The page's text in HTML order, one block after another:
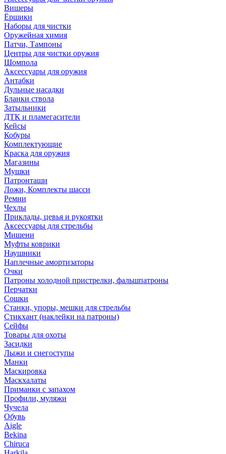
Вишеры
Ёршики
Наборы для чистки
Оружейная химия
Патчи, Тампоны
Центры для чистки оружия
Шомпола
Аксессуары для оружия
Антабки
Дульные насадки
Бланки ствола
Затыльники
ДТК и пламегасители
Кейсы
Кобуры
Комплектующие
Краска для оружия
Магазины
Мушки
Патронташи
Ложи, Комплекты шасси
Ремни
Чехлы
Приклады, цевья и рукоятки
Аксессуары для стрельбы
Мишени
Муфты коврики
Наушники
Наплечные амортизаторы
Очки
Патроны холодной пристрелки, фальшпатроны
Перчатки
Сошки
Станки, упоры, мешки для стрельбы
Стикхант (наклейки на патроны)
Сейфы
Товары для охоты
Засидки
Лыжи и снегоступы
Манки
Маскировка
Маскхалаты
Приманки с запахом
Профили, муляжи
Чучела
Обувь
Aigle
Bekina
Chiruсa